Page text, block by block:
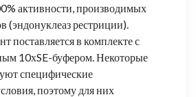
активности, производимых
(эндонуклеаз рестриции).
поставляется в комплекте с
10хSE-буфером. Некоторые
специфические
поэтому для них